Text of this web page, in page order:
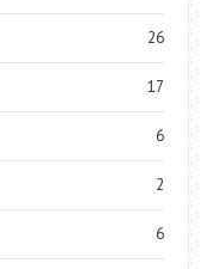
26
17
6
2
6